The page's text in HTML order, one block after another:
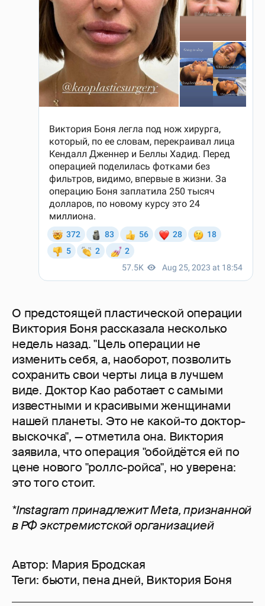
О предстоящей пластической операции
Виктория Боня рассказала несколько
недель назад. "Цель операции не
изменить себя, а, наоборот, позволить
сохранить свои черты лица в лучшем
виде. Доктор Као работает с самыми
известными и красивыми женщинами
нашей планеты. Это не какой-то доктор-
выскочка", — отметила она. Виктория
заявила, что операция "обойдётся ей по
цене нового "роллс-ройса", но уверена:
это того стоит.
*Instagram принадлежит Meta, признанной
в РФ экстремистской организацией
Автор: Мария Бродская
Теги: бьюти, пена дней, Виктория Боня